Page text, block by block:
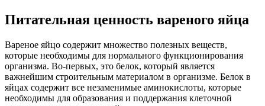
Питательная ценность вареного яйца
Вареное яйцо содержит множество полезных веществ,
которые необходимы для нормального функционирования
организма. Во-первых, это белок, который является
важнейшим строительным материалом в организме. Белок в
яйцах содержит все незаменимые аминокислоты, которые
необходимы для образования и поддержания клеточной